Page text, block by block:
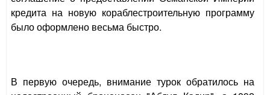
кредита на новую кораблестроительную программу
было оформлено весьма быстро.
В первую очередь, внимание турок обратилось на